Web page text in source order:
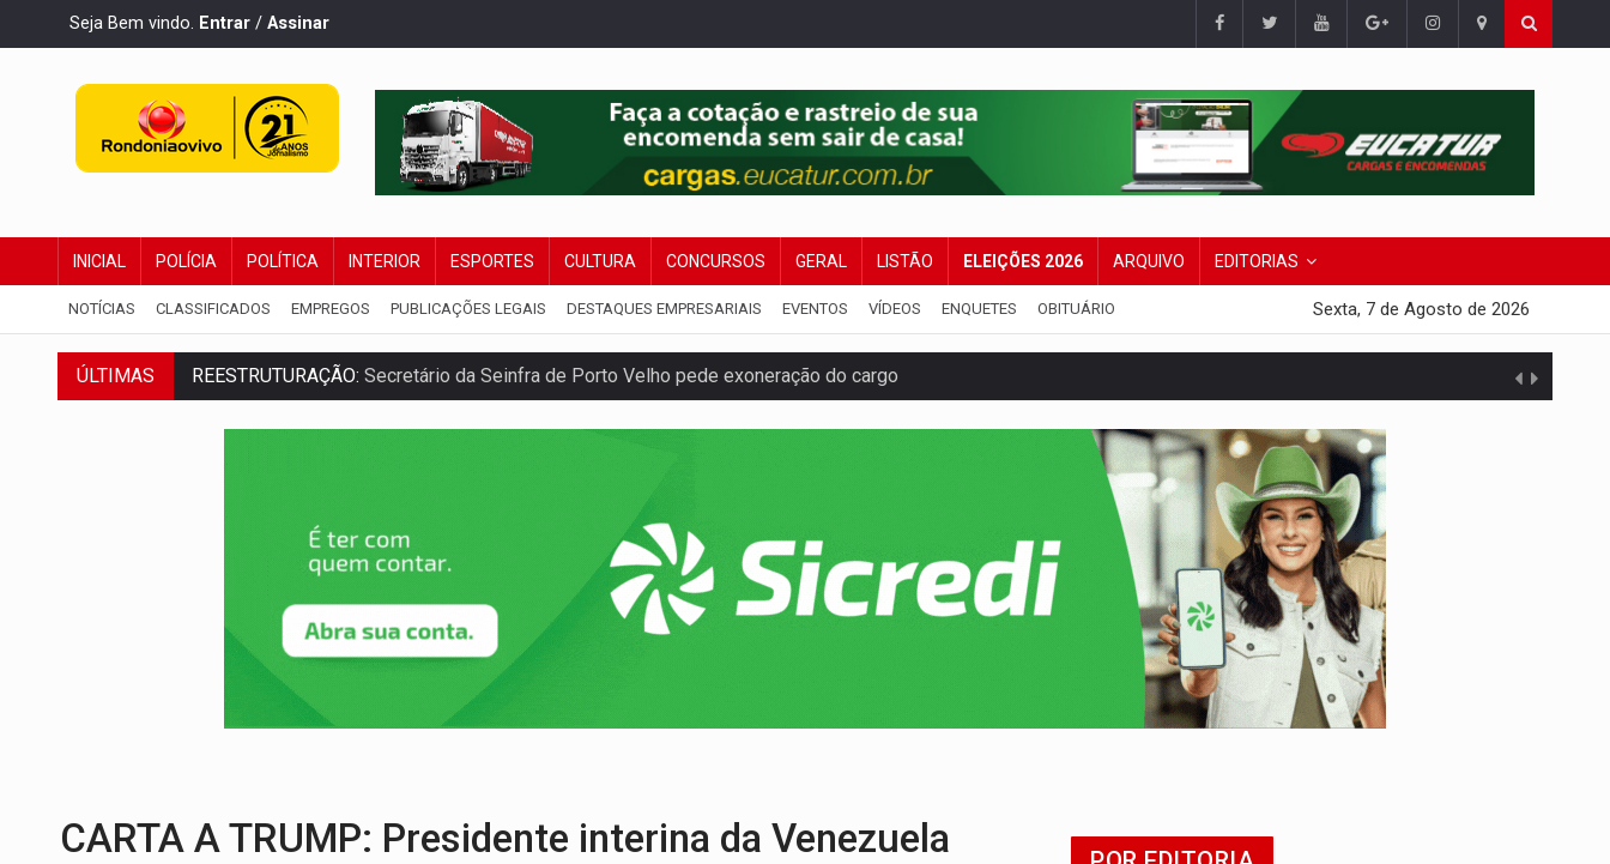
Seja Bem vindo. Entrar / Assinar
INICIAL POLÍCIA POLÍTICA INTERIOR ESPORTES CULTURA CONCURSOS GERAL LISTÃO ELEIÇÕES 2026 ARQUIVO EDITORIAS
NOTÍCIAS CLASSIFICADOS EMPREGOS PUBLICAÇÕES LEGAIS DESTAQUES EMPRESARIAIS EVENTOS VÍDEOS ENQUETES OBITUÁRIO Sexta, 7 de Agosto de 2026
ÚLTIMAS
REESTRUTURAÇÃO:Secretário da Seinfra de Porto Velho pede exoneração do cargo
SAÚDE INDÍGENA:Pirahã terão consultas e exames especializados durante expedição do SUS
ECONOMIA:Dia dos pais deve movimentar R$ 8,5 bilhões e RO projeta alta de 8,8%
Perseguição a embarcação no rio Madeira termina com explosivos apreendidos
Prêmio acumula para R$ 165 milhões
Publicação Legal:AVISO DE LICITAÇÃO: PREGÃO ELETRÔNICO Nº 90091/2025/SUPEL/RO
PROVA CONTÁBIL: UNNESA apresenta documentos e questiona apreensão da PF em PVH
VÍDEO:Ciclista é atropelado por carro na região Central de Porto Velho
CARTA A TRUMP: Presidente interina da Venezuela